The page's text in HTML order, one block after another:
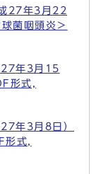
27年3月22
菌咽頭炎＞
27年3月15
形式,
年3月8日）
形式,